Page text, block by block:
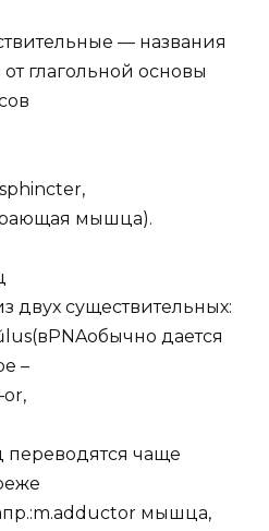
— названия
глагольной основы
мышца).
двух существительных:
дается
–
чаще
мышца,